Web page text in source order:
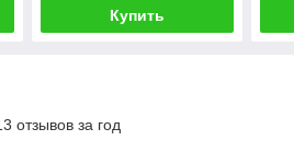
Купить
отзывов за год